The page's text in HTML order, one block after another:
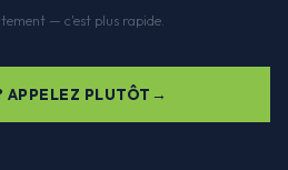
— c'est plus rapide.
APPELEZ PLUTÔT